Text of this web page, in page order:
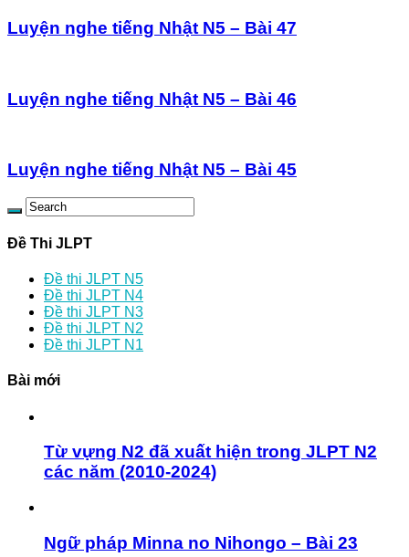
Luyện nghe tiếng Nhật N5 – Bài 47
Luyện nghe tiếng Nhật N5 – Bài 46
Luyện nghe tiếng Nhật N5 – Bài 45
Đề Thi JLPT
Đề thi JLPT N5
Đề thi JLPT N4
Đề thi JLPT N3
Đề thi JLPT N2
Đề thi JLPT N1
Bài mới
Từ vựng N2 đã xuất hiện trong JLPT N2
các năm (2010-2024)
Ngữ pháp Minna no Nihongo – Bài 23